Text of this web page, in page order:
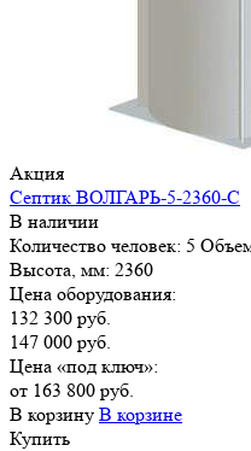
Акция
Септик ВОЛГАРЬ-5-2360-С
В наличии
Количество человек: 5
Высота, мм: 2360
Цена оборудования:
132 300 руб.
147 000 руб.
Цена «под ключ»:
от 163 800 руб.
В корзину В корзине
Купить